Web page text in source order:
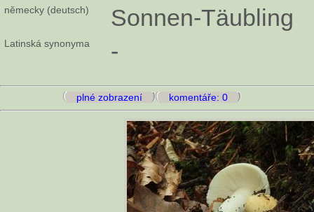
německy (deutsch)
Sonnen-Täubling
Latinská synonyma -